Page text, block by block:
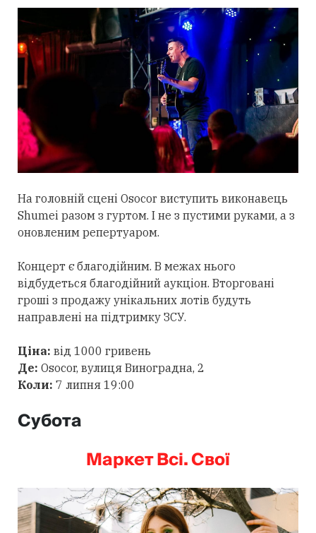
На головній сцені Osocor виступить виконавець
Shumei разом з гуртом. І не з пустими руками, а з
оновленим репертуаром.
Концерт є благодійним. В межах нього
відбудеться благодійний аукціон. Вторговані
гроші з продажу унікальних лотів будуть
направлені на підтримку ЗСУ.
Ціна: від 1000 гривень
Де: Osocor, вулиця Виноградна, 2
Коли: 7 липня 19:00
Субота
Маркет Всі. Свої